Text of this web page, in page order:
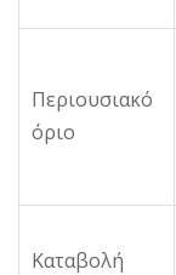
Περιουσιακό
όριο
Καταβολή